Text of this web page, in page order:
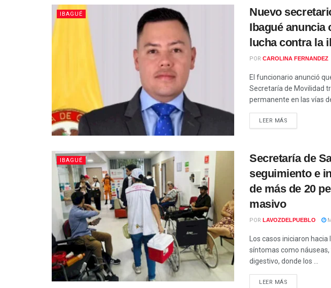
IBAGUÉ
Nuevo
Ibagué anuncia
lucha contra la
POR CAROLINA FERNANDEZ
El funcionario anunció
Secretaría de Movilidad
permanente en las vías
LEER MÁS
IBAGUÉ
Secretaría de
seguimiento e
de más de 20
masivo
POR LAVOZDELPUEBLO
Los casos iniciaron
síntomas como
digestivo, donde los ...
LEER MÁS